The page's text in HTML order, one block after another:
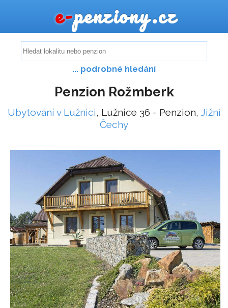
e-penziony.cz
... podrobné hledání
Penzion Rožmberk
Ubytování v Lužnici, Lužnice 36 - Penzion, Jižní
Čechy
1/16